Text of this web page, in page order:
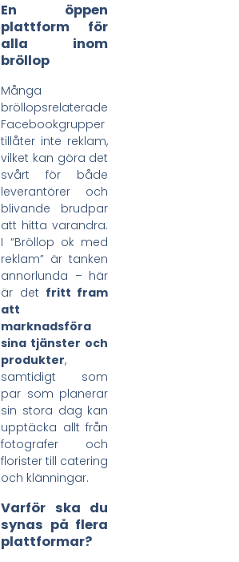
En öppen
plattform för
alla inom
bröllop
Många
bröllopsrelaterade
Facebookgrupper
tillåter inte reklam,
vilket kan göra det
svårt för både
leverantörer och
blivande brudpar
att hitta varandra.
I “Bröllop ok med
reklam” är tanken
annorlunda – här
är det fritt fram
att
marknadsföra
sina tjänster och
produkter,
samtidigt som
par som planerar
sin stora dag kan
upptäcka allt från
fotografer och
florister till catering
och klänningar.
Varför ska du
synas på flera
plattformar?